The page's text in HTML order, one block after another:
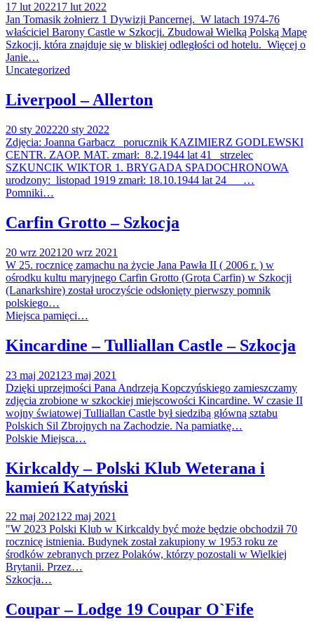
17 lut 202217 lut 2022
Jan Tomasik żołnierz 1 Dywizji Pancernej. W latach 1974-76
właściciel Barony Castle w Szkocji. Zbudował Wielką Polską Mapę
Szkocji, która znajduje się w bliskiej odległości od hotelu. Więcej o
Janie…
Uncategorized
Liverpool – Allerton
20 sty 202220 sty 2022
Zdjęcia: Joanna Garbacz porucznik KAZIMIERZ GODLEWSKI
CENTR. ZAOP. MAT. zmarł: 8.2.1944 lat 41 strzelec
SZKUNCIK WIKTOR 1. BRYGADA SPADOCHRONOWA
urodzony: listopad 1919 zmarł: 18.10.1944 lat 24 …
Pomniki…
Carfin Grotto – Szkocja
20 wrz 2021 20 wrz 2021
W 25. rocznicę zamachu na życie Jana Pawła II ( 2006 r. ) w
ośrodku kultu maryjnego Carfin Grotto (Grota Carfin) w Szkocji
(Lanarkshire) został uroczyście odsłonięty pierwszy pomnik
polskiego…
Miejsca pamięci…
Kincardine – Tulliallan Castle – Szkocja
23 maj 2021 23 maj 2021
Dzięki uprzejmości Pana Andrzeja Kopczyńskiego zamieszczamy
zdjęcia zrobione w szkockiej miejscowości Kincardine. W czasie II
wojny światowej Tulliallan Castle był siedzibą główną sztabu
Polskich Sil Zbrojnych na Zachodzie. Na pamiatkę…
Polskie Miejsca…
Kirkcaldy – Polski Klub Weterana i
kamień Katyński
22 maj 202122 maj 2021
"W 2023 Polski Klub w Kirkcaldy być może będzie obchodził 70
rocznicę istnienia. Budynek został zakupiony w 1953 roku ze
środków zebranych przez Polaków, którzy pozostali w Wielkiej
Brytanii. Przez…
Szkocja…
Coupar – Lodge 19 Coupar O`Fife